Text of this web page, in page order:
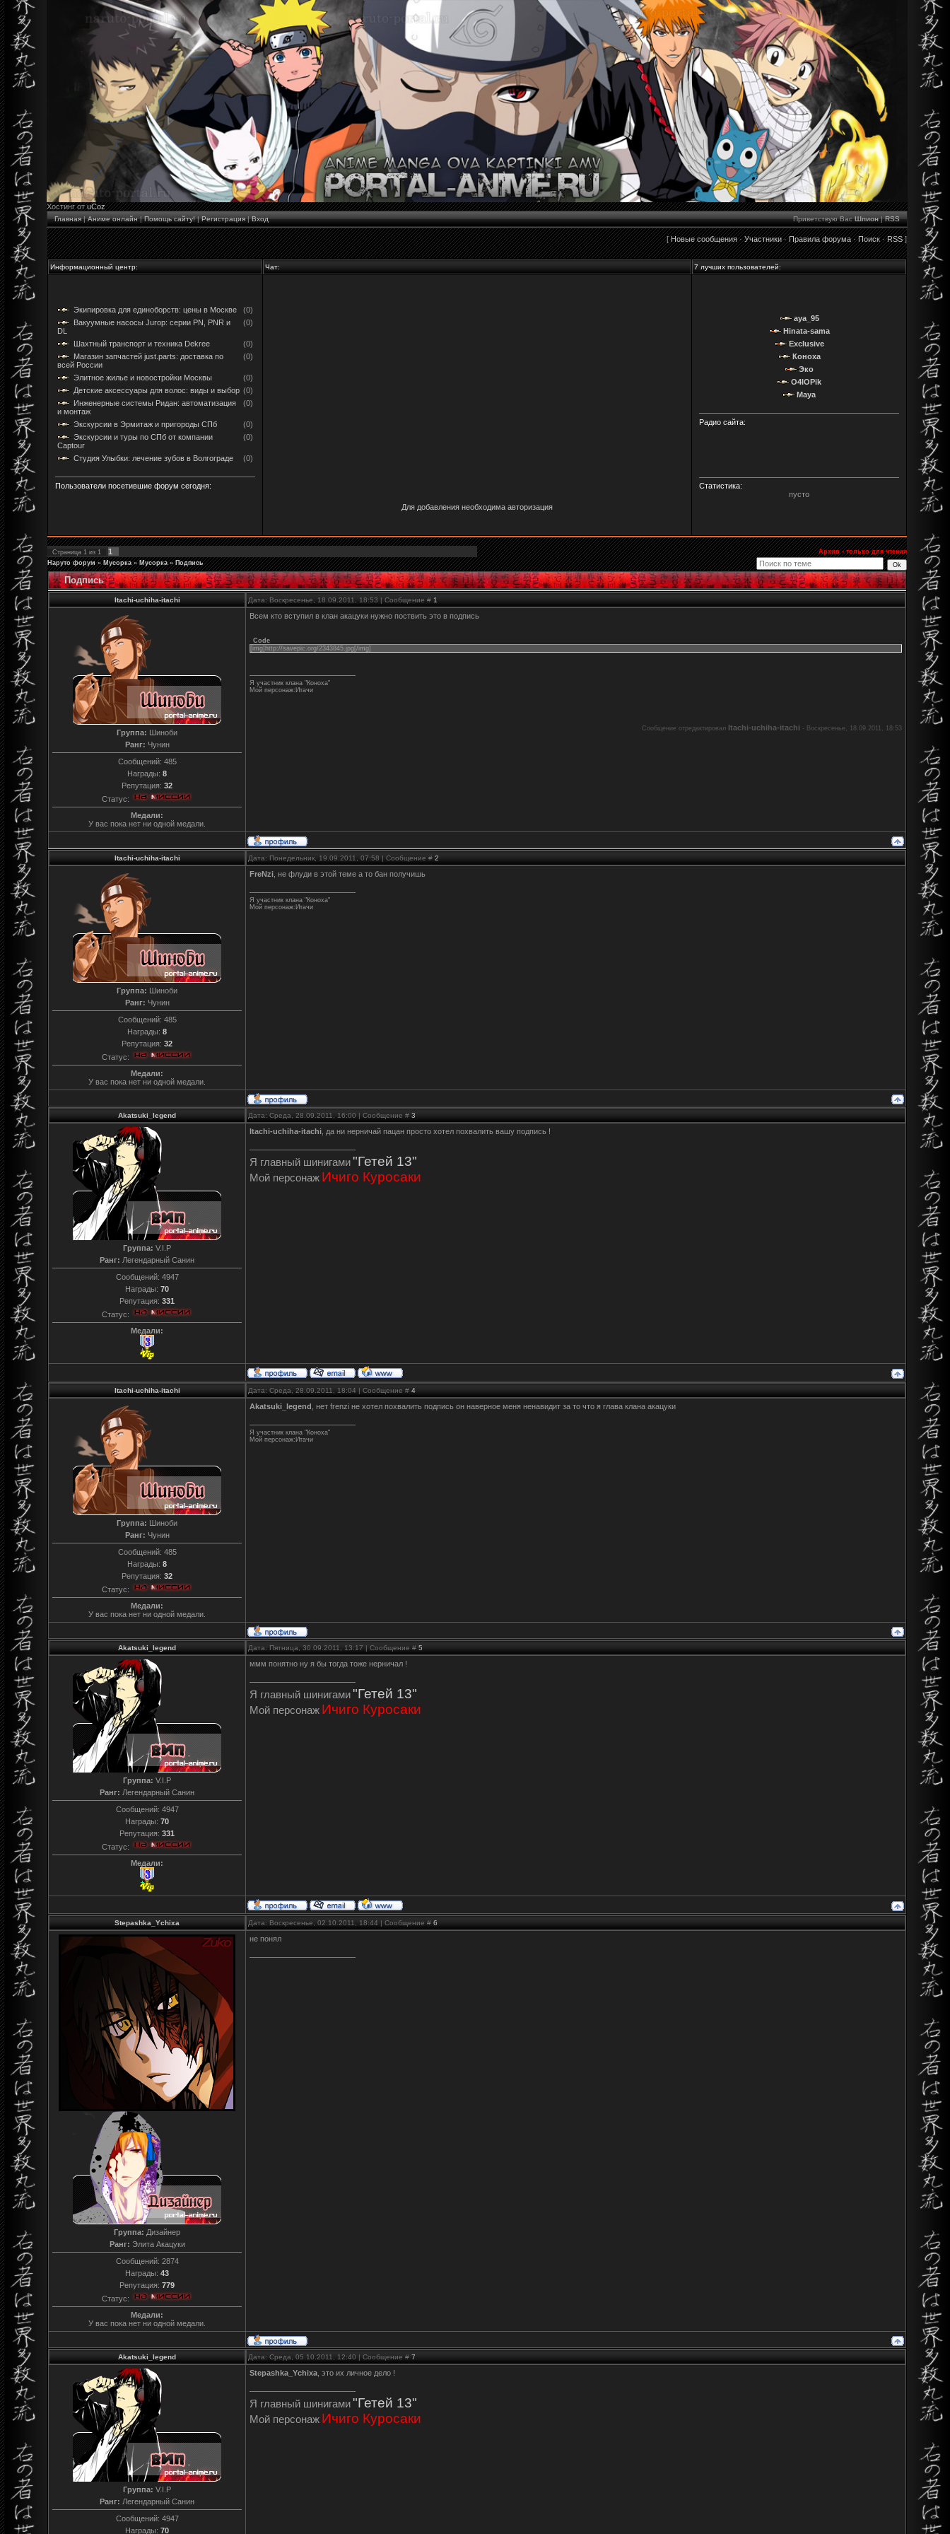
Хостинг отuCoz
Главная|Аниме онлайн|Помощь сайту!|Регистрация|Вход Приветствую Вас Шпион|RSS
[Новые сообщения·Участники·Правила форума·Поиск·RSS]
Информационный центр: Чат: 7 лучших пользователей:
Экипировка для единоборств: цены в Москве
(0)
Вакуумные насосы Jurop: серии PN, PNR и
DL
(0)
Шахтный транспорт и техника Dekree
(0)
Магазин запчастей just.parts: доставка по
всей России
(0)
Элитное жилье и новостройки Москвы
(0)
Детские аксессуары для волос: виды и выбор (0)
Инженерные системы Ридан: автоматизация
и монтаж
(0)
Экскурсии в Эрмитаж и пригороды СПб
(0)
Экскурсии и туры по СПб от компании
Captour
(0)
Студия Улыбки: лечение зубов в Волгограде (0)
Пользователи посетившие форум сегодня:
Для добавления необходима авторизация
aya_95
Hinata-sama
Exclusive
Коноха
Эко
O4IOPik
Maya
Радио сайта:
Статистика:
пусто
Страница 1 из 1 1
Архив - только для чтения
Наруто форум » Мусорка » Мусорка » Подпись
Подпись
Itachi-uchiha-itachi Дата: Воскресенье, 18.09.2011, 18:53 | Сообщение # 1
Группа: Шиноби
Ранг: Чунин
Сообщений: 485
Награды: 8
Репутация: 32
Статус:
Медали:
У вас пока нет ни одной медали.
Всем кто вступил в клан акацуки нужно поствить это в подпись
Code
[img]http://savepic.org/2343845.jpg[/img]
Я участник клана "Коноха"
Мой персонаж:Итачи
Сообщение отредактировал Itachi-uchiha-itachi - Воскресенье, 18.09.2011, 18:53
Itachi-uchiha-itachi Дата: Понедельник, 19.09.2011, 07:58 | Сообщение # 2
Группа: Шиноби
Ранг: Чунин
Сообщений: 485
Награды: 8
Репутация: 32
Статус:
Медали:
У вас пока нет ни одной медали.
FreNzi , не флуди в этой теме а то бан получишь
Я участник клана "Коноха"
Мой персонаж:Итачи
Akatsuki_legend Дата: Среда, 28.09.2011, 16:00 | Сообщение # 3
Группа: V.I.P
Ранг: Легендарный Санин
Сообщений: 4947
Награды: 70
Репутация: 331
Статус:
Медали:
Itachi-uchiha-itachi , да ни нерничай пацан просто хотел похвалить вашу подпись !
Я главный шинигами"Гетей 13"
Мой персонаж Ичиго Куросаки
Itachi-uchiha-itachi Дата: Среда, 28.09.2011, 18:04 | Сообщение # 4
Группа: Шиноби
Ранг: Чунин
Сообщений: 485
Награды: 8
Репутация: 32
Статус:
Медали:
У вас пока нет ни одной медали.
Akatsuki_legend , нет frenzi не хотел похвалить подпись он наверное меня ненавидит за то что я глава клана акацуки
Я участник клана "Коноха"
Мой персонаж:Итачи
Akatsuki_legend Дата: Пятница, 30.09.2011, 13:17 | Сообщение # 5
Группа: V.I.P
Ранг: Легендарный Санин
Сообщений: 4947
Награды: 70
Репутация: 331
Статус:
Медали:
ммм понятно ну я бы тогда тоже нерничал !
Я главный шинигами"Гетей 13"
Мой персонаж Ичиго Куросаки
Stepashka_Ychixa Дата: Воскресенье, 02.10.2011, 18:44 | Сообщение # 6
Группа: Дизайнер
Ранг: Элита Акацуки
Сообщений: 2874
Награды: 43
Репутация: 779
Статус:
Медали:
У вас пока нет ни одной медали.
не понял
Akatsuki_legend Дата: Среда, 05.10.2011, 12:40 | Сообщение # 7
Группа: V.I.P
Ранг: Легендарный Санин
Сообщений: 4947
Награды: 70
Stepashka_Ychixa , это их личное дело !
Я главный шинигами"Гетей 13"
Мой персонаж Ичиго Куросаки